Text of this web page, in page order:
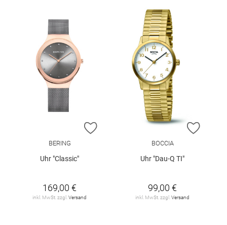
ZUR WUNSCHLISTE HINZUFÜGEN
BERING
Uhr "Classic"
169,00 €
inkl. MwSt. zzgl.Versand
ZUR
BOCCIA
Uhr "Dau-Q TI"
99,00 €
inkl. MwSt. zzgl.Versand